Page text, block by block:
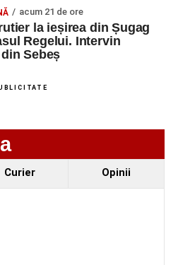
acum 21 de ore
la ieșirea din Șugag
Regelui. Intervin
Sebeș
Curier Opinii